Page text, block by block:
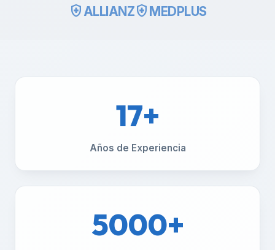
health_and_safety ALLIANZhealth_and_safety MEDPLUS
17+
Años de Experiencia
5000+